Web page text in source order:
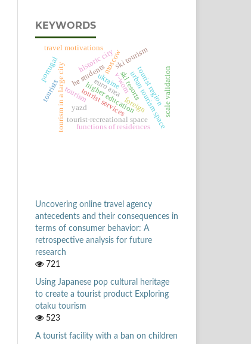
KEYWORDS
tourismhigher education
he students
foreign
ukraine urban tourism space
tourism in a large city
moscow
tourist-recreational space
tourist region
functions of residences
ski resorts
ski tourism
tourists
historic city
yazdtourist services
travel motivations
portugal scale validation
v-wom
euro area
Uncovering online travel agency
antecedents and their consequences in
terms of consumer behavior: A
retrospective analysis for future
research
721
Using Japanese pop cultural heritage
to create a tourist product Exploring
otaku tourism
523
A tourist facility with a ban on children